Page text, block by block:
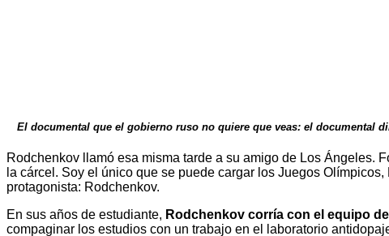
El documental que el gobierno ruso no quiere que veas: el documental
Rodchenkov llamó esa misma tarde a su amigo de Los Ángeles.
la cárcel. Soy el único que se puede cargar los Juegos
protagonista: Rodchenkov.
En sus años de estudiante, Rodchenkov corría con el equipo
compaginar los estudios con un trabajo en el laboratorio